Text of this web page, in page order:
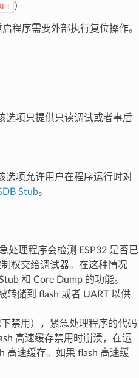
）
程序需要外部执行复位操作。
选项只提供只读调试或者事后
选项允许用户在程序运行时对
Stub。
处理程序会检测 ESP32 是否已
权交给调试器。在这种情况
和 Core Dump 的功能。
转储到 flash 或者 UART 以供
禁用），紧急处理程序的代码
高速缓存禁用时崩溃，在运
高速缓存。如果 flash 高速缓